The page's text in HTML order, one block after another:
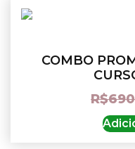
COMBO
R$